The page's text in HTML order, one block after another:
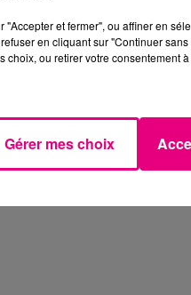
"Accepter et fermer", ou affiner en
en cliquant sur "Continuer
choix, ou retirer votre consentement
Gérer mes choix